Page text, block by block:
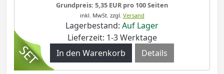
Grundpreis: 5,35 EUR pro 100 Seiten
inkl. MwSt. zzgl. Versand
Lagerbestand: Auf Lager
Lieferzeit: 1-3 Werktage
Details